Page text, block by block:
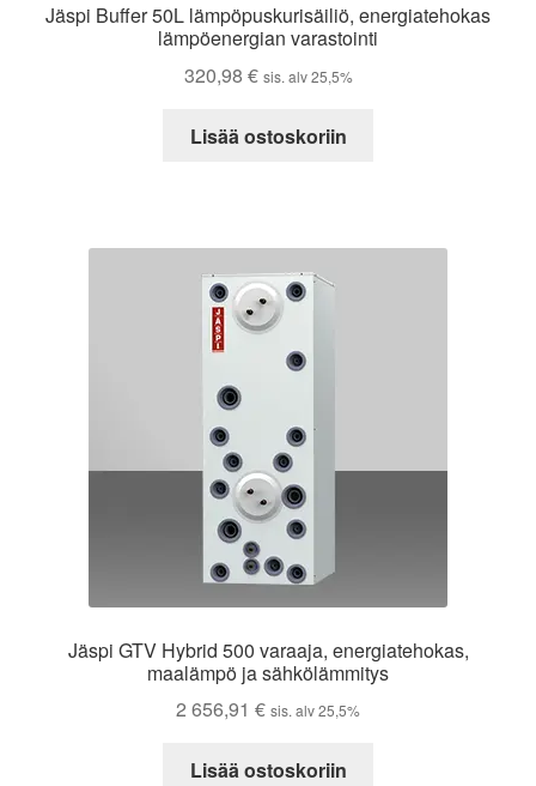
Jäspi Buffer 50L lämpöpuskurisäiliö, energiatehokas
lämpöenergian varastointi
320,98 € sis. alv 25,5%
Lisää ostoskoriin
Jäspi GTV Hybrid 500 varaaja, energiatehokas,
maalämpö ja sähkölämmitys
2 656,91 € sis. alv 25,5%
Lisää ostoskoriin